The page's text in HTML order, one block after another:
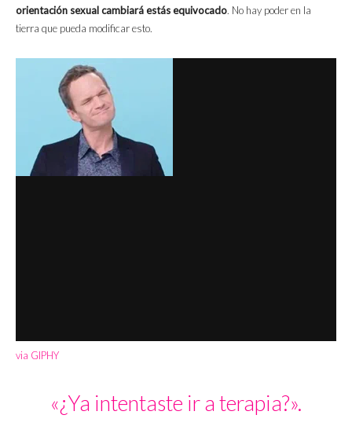
orientación sexual cambiará estás equivocado. No hay poder en la
tierra que pueda modificar esto.
via GIPHY
«¿Ya intentaste ir a terapia?».